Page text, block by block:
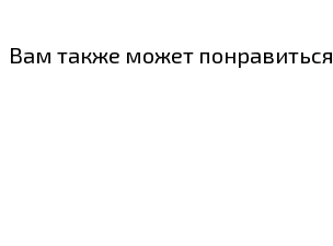
Вам также может понравиться